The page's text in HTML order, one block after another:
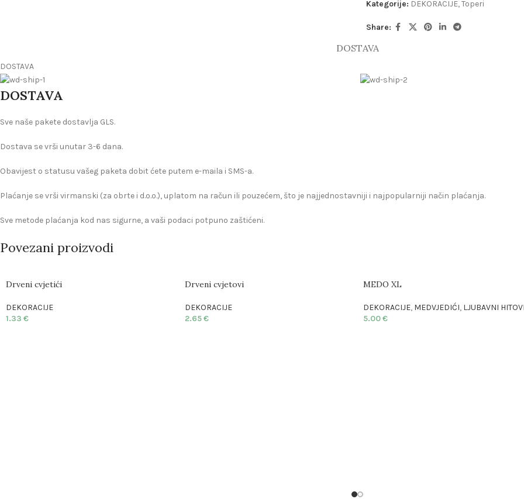
Kategorije: DEKORACIJE,Toperi
Share:
DOSTAVA
DOSTAVA
DOSTAVA
Sve naše pakete dostavlja GLS.
Dostava se vrši unutar 3-6 dana.
Obavijest o statusu vašeg paketa dobit ćete putem e-maila i SMS-a.
Plaćanje se vrši virmanski (za obrte i d.o.o.), uplatom na račun ili pouzećem, što je najjednostavniji i najpopularniji način plaćanja.
Sve metode plaćanja kod nas sigurne, a vaši podaci potpuno zaštićeni.
Povezani proizvodi
Drveni cvjetići
DEKORACIJE
1.33 €
Drveni cvjetovi
DEKORACIJE
2.65€
MEDO XL
DEKORACIJE, MEDVJEDIĆI, LJUBAVNI HITOVI
5.00€